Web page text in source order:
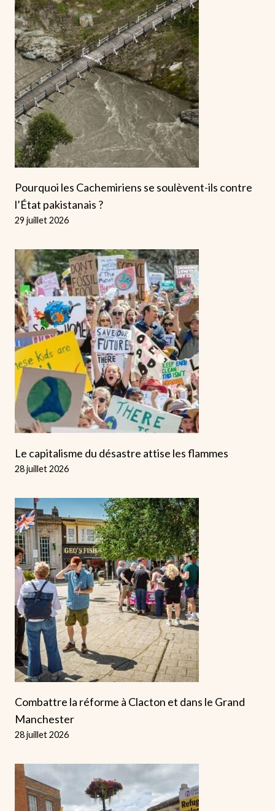
Pourquoi les Cachemiriens se soulèvent-ils contre
l’État pakistanais ?
29 juillet 2026
Le capitalisme du désastre attise les flammes
28 juillet 2026
Combattre la réforme à Clacton et dans le Grand
Manchester
28 juillet 2026